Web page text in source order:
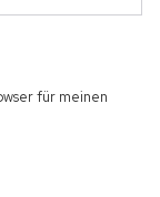
für meinen